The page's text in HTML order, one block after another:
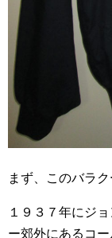
まず、このバラ
１９３７年にジ
ー郊外にあるコ